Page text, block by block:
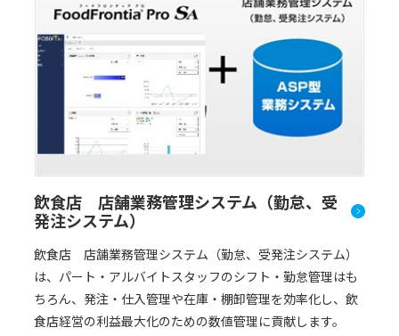
飲食店 店舗業務管理システム（勤怠、受
発注システム）
飲食店 店舗業務管理システム（勤怠、受発注システム）
は、パート・アルバイトスタッフのシフト・勤怠管理はも
ちろん、発注・仕入管理や在庫・棚卸管理を効率化し、飲
食店経営の利益最大化のための数値管理に貢献します。